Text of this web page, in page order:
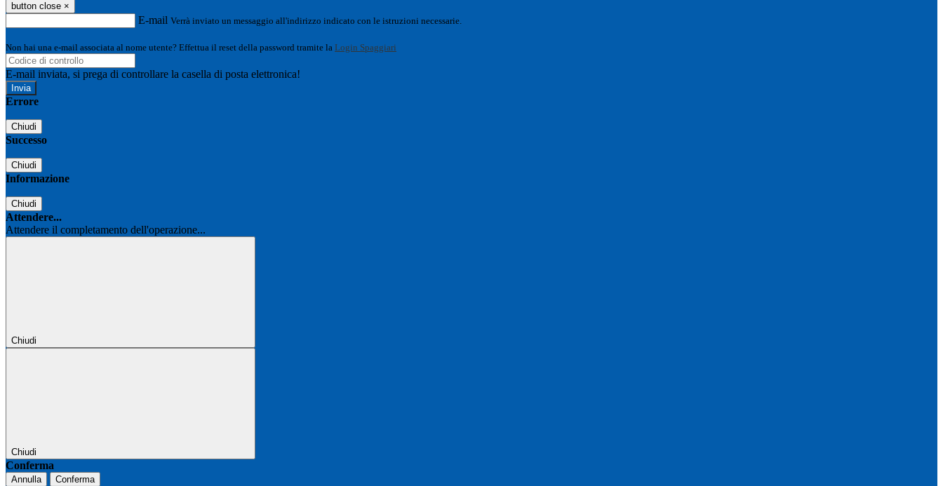
button close ×
E-mail Verrà inviato un messaggio all'indirizzo indicato con le istruzioni necessarie.
Non hai una e-mail associata al nome utente? Effettua il reset della password tramite la Login Spaggiari
E-mail inviata, si prega di controllare la casella di posta elettronica!
Errore
Chiudi
Successo
Chiudi
Informazione
Chiudi
Attendere...
Attendere il completamento dell'operazione...
Chiudi
Chiudi
Conferma
Annulla Conferma